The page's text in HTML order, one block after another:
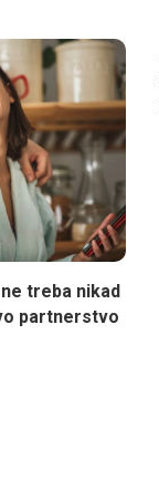
treba nikad
partnerstvo